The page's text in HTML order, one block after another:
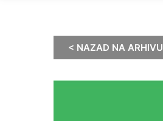
< NAZAD NA ARHIVU